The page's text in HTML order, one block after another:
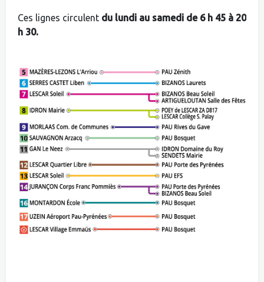
Ces lignes circulent du lundi au samedi de 6 h 45 à 20
h 30.